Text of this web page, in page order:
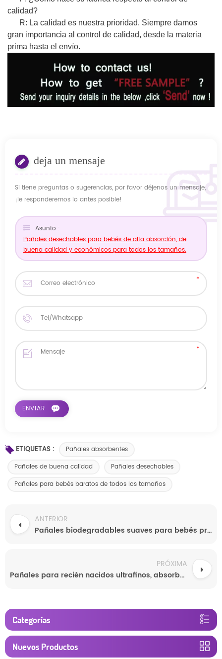
calidad?
R: La calidad es nuestra prioridad. Siempre damos
gran importancia al control de calidad, desde la materia
prima hasta el envío.
deja un mensaje
Si tiene preguntas o sugerencias, por favor déjenos un mensaje,
¡le responderemos lo antes posible!
Asunto :
Pañales desechables para bebés de alta absorción, de
buena calidad y económicos para todos los tamaños.
ETIQUETAS :
Pañales absorbentes
Pañales de buena calidad
Pañales desechables
Pañales para bebés baratos de todos los tamaños
ANTERIOR
Pañales biodegradables suaves para bebés propensos a alergias. Antibacterianos y orgánicos.
PRÓXIMA
Pañales para recién nacidos ultrafinos, absorbentes y a prueba de fugas al por mayor
Categorías
Nuevos Productos